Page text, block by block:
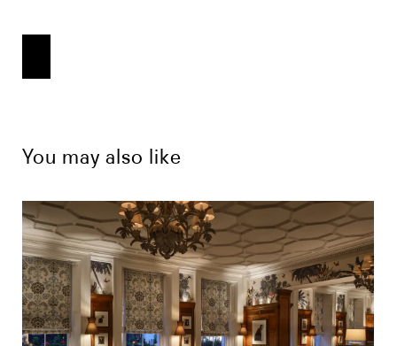
You may also like